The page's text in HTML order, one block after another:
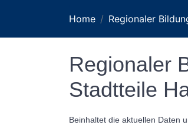
Home Regionaler
Regionaler
Stadtteile
Beinhaltet die aktuellen Daten